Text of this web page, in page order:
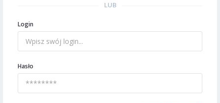
LUB
Login
Hasło